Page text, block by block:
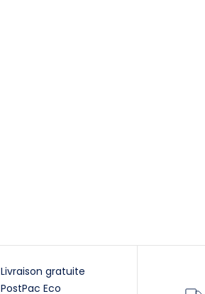
Livraison gratuite
PostPac Eco